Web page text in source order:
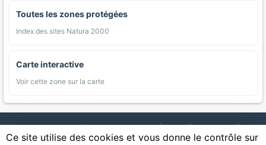
Toutes les zones protégées
Index des sites Natura 2000
Carte interactive
Voir cette zone sur la carte
AgriMap — Données agricoles ouvertes | Carte | Communes |
Appellations | Regions | Cultures | Zones protégées | Forets |
Ce site utilise des cookies et vous donne le contrôle sur